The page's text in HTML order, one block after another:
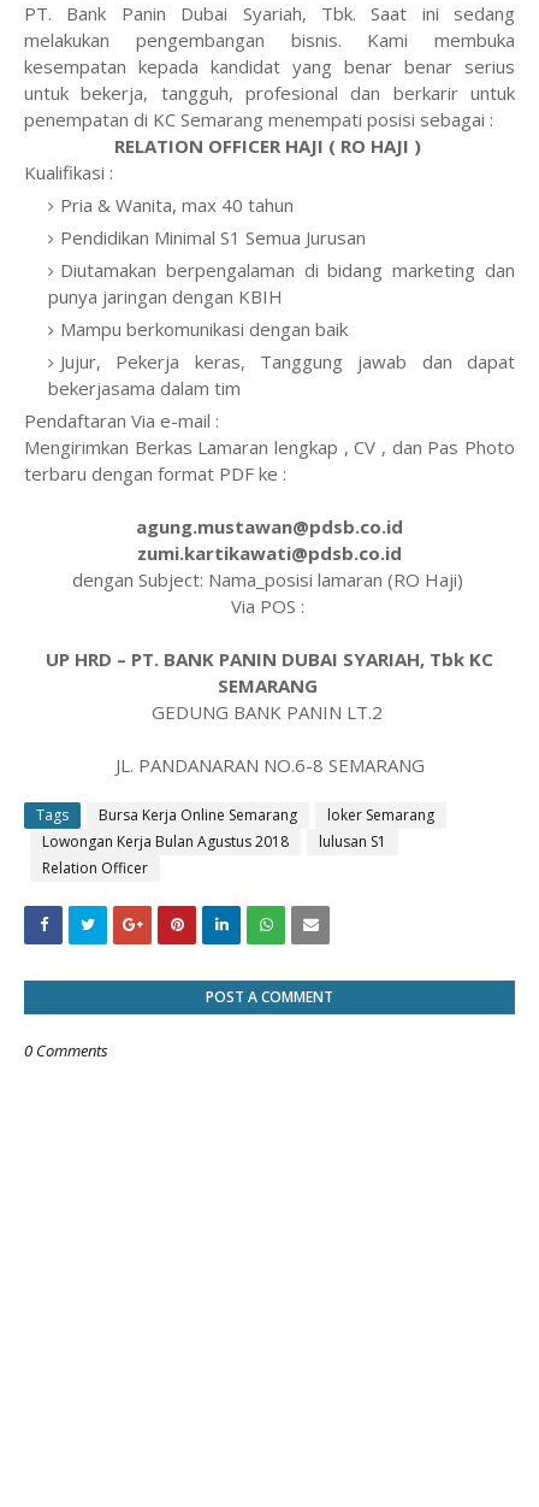
PT. Bank Panin Dubai Syariah, Tbk. Saat ini sedang
melakukan pengembangan bisnis. Kami membuka
kesempatan kepada kandidat yang benar benar serius
untuk bekerja, tangguh, profesional dan berkarir untuk
penempatan di KC Semarang menempati posisi sebagai :
RELATION OFFICER HAJI ( RO HAJI )
Kualifikasi :
Pria & Wanita, max 40 tahun
Pendidikan Minimal S1 Semua Jurusan
Diutamakan berpengalaman di bidang marketing dan
punya jaringan dengan KBIH
Mampu berkomunikasi dengan baik
Jujur, Pekerja keras, Tanggung jawab dan dapat
bekerjasama dalam tim
Pendaftaran Via e-mail :
Mengirimkan Berkas Lamaran lengkap , CV , dan Pas Photo
terbaru dengan format PDF ke :
agung.mustawan@pdsb.co.id
zumi.kartikawati@pdsb.co.id
dengan Subject: Nama_posisi lamaran (RO Haji)
Via POS :
UP HRD – PT. BANK PANIN DUBAI SYARIAH, Tbk KC
SEMARANG
GEDUNG BANK PANIN LT.2
JL. PANDANARAN NO.6-8 SEMARANG
Tags Bursa Kerja Online Semarang
loker Semarang
Lowongan Kerja Bulan Agustus 2018
lulusan S1
Relation Officer
POST A COMMENT
0 Comments